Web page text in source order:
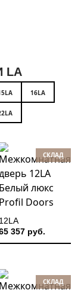
LA
16LA
СКЛАД
12LA
357 руб.
СКЛАД